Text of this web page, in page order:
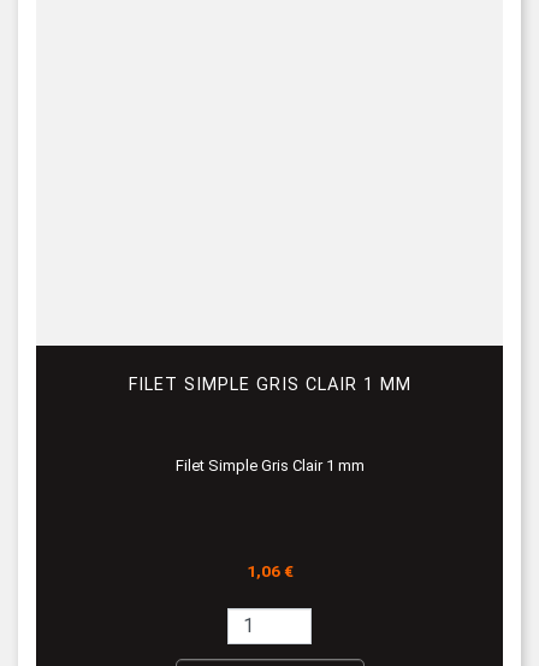
FILET SIMPLE GRIS CLAIR 1 MM
Filet Simple Gris Clair 1 mm
Prix
1,06 €